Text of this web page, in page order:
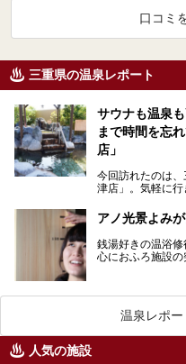
口コミ
三重県の温泉レポート
サウナも温泉
まで時間を忘
店」
今回訪れたのは
津店」。気軽に行
アノ光景よみ
銭湯好きの温浴
心におふろ施設の
温泉レポ
人気の施設